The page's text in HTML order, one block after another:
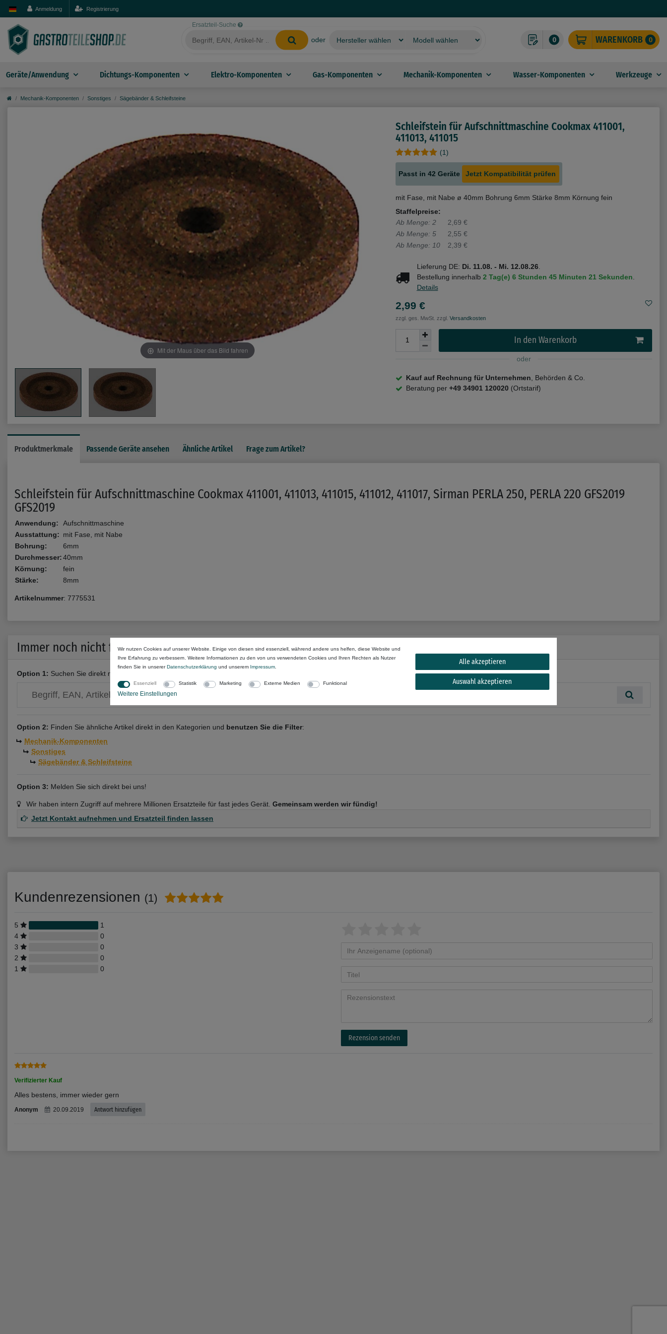
Anmeldung Registrierung
Ersatzteil-Suche
oder 0 WARENKORB 0
Geräte/Anwendung Dichtungs-Komponenten Elektro-Komponenten Gas-Komponenten Mechanik-Komponenten Wasser-Komponenten Werkzeuge
Mechanik-Komponenten Sonstiges Sägebänder & Schleifsteine
Mit der Maus über das Bild fahren
Schleifstein für Aufschnittmaschine Cookmax 411001,
411013, 411015
(1)
Passt in 42 Geräte Jetzt Kompatibilität prüfen
mit Fase, mit Nabe ø 40mm Bohrung 6mm Stärke 8mm Körnung fein
Staffelpreise:
Ab Menge: 2
2,69 €
Ab Menge: 5
2,55 €
Ab Menge: 10
2,39 €
Lieferung DE: Di. 11.08. - Mi. 12.08.26.
Bestellung innerhalb 2 Tag(e) 6 Stunden 45 Minuten 20 Sekunden.
Details
2,99 €
zzgl. ges. MwSt. zzgl. Versandkosten
In den Warenkorb
oder
Kauf auf Rechnung für Unternehmen , Behörden & Co.
Beratung per +49 34901 120020 (Ortstarif)
Produktmerkmale Passende Geräte ansehen Ähnliche Artikel Frage zum Artikel?
Schleifstein für Aufschnittmaschine Cookmax 411001, 411013, 411015, 411012, 411017, Sirman PERLA 250, PERLA 220 GFS2019
GFS2019
Anwendung:
Aufschnittmaschine
Ausstattung: mit Fase, mit Nabe
Bohrung:
6mm
Durchmesser:40mm
Körnung:
fein
Stärke:
8mm
Artikelnummer: 7775531
Immer noch nicht fündig geworden?
Option 1: Suchen Sie direkt nach deiner
Option 2: Finden Sie ähnliche Artikel direkt in den Kategorien und benutzen Sie die Filter:
Mechanik-Komponenten
Sonstiges
Sägebänder & Schleifsteine
Option 3: Melden Sie sich direkt bei uns!
Wir haben intern Zugriff auf mehrere Millionen Ersatzteile für fast jedes Gerät. Gemeinsam werden wir fündig!
Jetzt Kontakt aufnehmen und Ersatzteil finden lassen
Kundenrezensionen (1)
5
1
4
0
3
0
2
0
1
0
Rezension senden
Verifizierter Kauf
Alles bestens, immer wieder gern
Anonym 20.09.2019 Antwort hinzufügen
Wir nutzen Cookies auf unserer Website. Einige von diesen sind essenziell, während andere uns helfen, diese Website und
Ihre Erfahrung zu verbessern. Weitere Informationen zu den von uns verwendeten Cookies und Ihren Rechten als Nutzer
finden Sie in unsererDaten­schutz­erklärung und unserem Impressum
Essenziell Statistik Marketing Externe Medien Funktional
Weitere Einstellungen
Alle akzeptieren
Auswahl akzeptieren